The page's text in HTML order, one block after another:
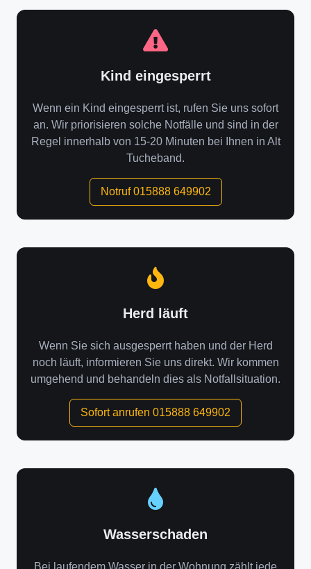
Kind eingesperrt
Wenn ein Kind eingesperrt ist, rufen Sie uns sofort
an. Wir priorisieren solche Notfälle und sind in der
Regel innerhalb von 15-20 Minuten bei Ihnen in Alt
Tucheband.
Notruf 015888 649902
Herd läuft
Wenn Sie sich ausgesperrt haben und der Herd
noch läuft, informieren Sie uns direkt. Wir kommen
umgehend und behandeln dies als Notfallsituation.
Sofort anrufen 015888 649902
Wasserschaden
Bei laufendem Wasser in der Wohnung zählt jede